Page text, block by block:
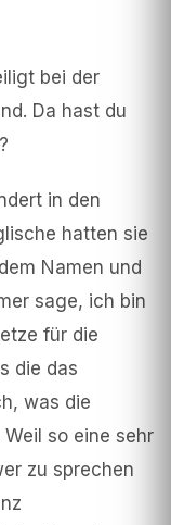
bei der
Da hast du
in den
hatten sie
Namen und
sage, ich bin
für die
die das
was die
so eine sehr
zu sprechen